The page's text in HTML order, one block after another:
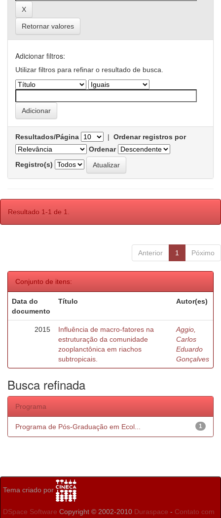
Retornar valores
Adicionar filtros:
Utilizar filtros para refinar o resultado de busca.
Resultados/Página | Ordenar registros por
Ordenar
Registro(s)
Resultado 1-1 de 1.
Anterior 1 Póximo
Conjunto de itens:
Data do
documento
Título Autor(es)
2015
Influência de macro-fatores na
estruturação da comunidade
zooplanctônica em riachos
subtropicais.
Aggio,
Carlos
Eduardo
Gonçalves
Busca refinada
Programa
1
Programa de Pós-Graduação em Ecol...
Tema criado por
DSpace Software Copyright © 2002-2010 Duraspace - Contato com